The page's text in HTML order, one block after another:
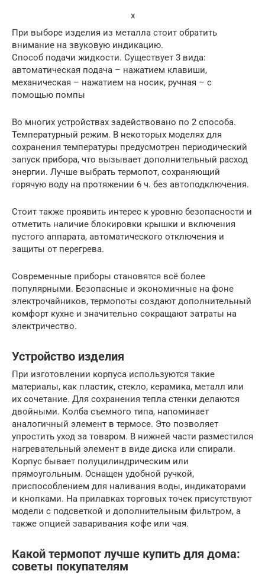
x
При выборе изделия из металла стоит обратить
внимание на звуковую индикацию.
Способ подачи жидкости. Существует 3 вида:
автоматическая подача – нажатием клавиши,
механическая – нажатием на носик, ручная – с
помощью помпы
Во многих устройствах задействовано по 2 способа.
Температурный режим. В некоторых моделях для
сохранения температуры предусмотрен периодический
запуск прибора, что вызывает дополнительный расход
энергии. Лучше выбрать термопот, сохраняющий
горячую воду на протяжении 6 ч. без автоподключения.
Стоит также проявить интерес к уровню безопасности и
отметить наличие блокировки крышки и включения
пустого аппарата, автоматического отключения и
защиты от перегрева.
Современные приборы становятся всё более
популярными. Безопасные и экономичные на фоне
электрочайников, термопоты создают дополнительный
комфорт кухне и значительно сокращают затраты на
электричество.
Устройство изделия
При изготовлении корпуса используются такие
материалы, как пластик, стекло, керамика, металл или
их сочетание. Для сохранения тепла стенки делаются
двойными. Колба съемного типа, напоминает
аналогичный элемент в термосе. Это позволяет
упростить уход за товаром. В нижней части разместился
нагревательный элемент в виде диска или спирали.
Корпус бывает полуцилиндрическим или
прямоугольным. Оснащен удобной ручкой,
приспособлением для наливания воды, индикаторами
и кнопками. На прилавках торговых точек присутствуют
модели с подсветкой и дополнительным фильтром, а
также опцией заваривания кофе или чая.
Какой термопот лучше купить для дома:
советы покупателям